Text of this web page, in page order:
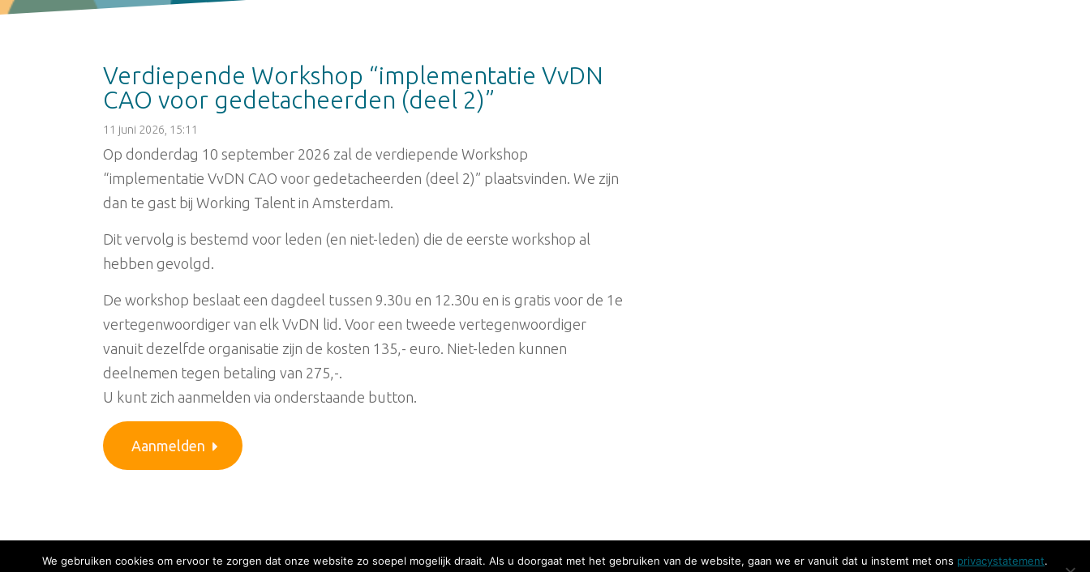
Verdiepende Workshop “implementatie VvDN
CAO voor gedetacheerden (deel 2)”
11 juni 2026, 15:11
Op donderdag 10 september 2026 zal de verdiepende Workshop
“implementatie VvDN CAO voor gedetacheerden (deel 2)” plaatsvinden. We zijn
dan te gast bij Working Talent in Amsterdam.
Dit vervolg is bestemd voor leden (en niet-leden) die de eerste workshop al
hebben gevolgd.
De workshop beslaat een dagdeel tussen 9.30u en 12.30u en is gratis voor de 1e
vertegenwoordiger van elk VvDN lid. Voor een tweede vertegenwoordiger
vanuit dezelfde organisatie zijn de kosten 135,- euro. Niet-leden kunnen
deelnemen tegen betaling van 275,-.
U kunt zich aanmelden via onderstaande button.
Aanmelden
We gebruiken cookies om ervoor te zorgen dat onze website zo soepel mogelijk draait. Als u doorgaat met het gebruiken van de website, gaan we er vanuit dat u instemt met ons privacystatement.